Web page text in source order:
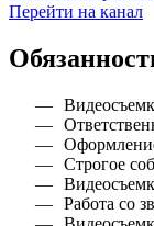
Перейти на канал
Строгое
Работа со